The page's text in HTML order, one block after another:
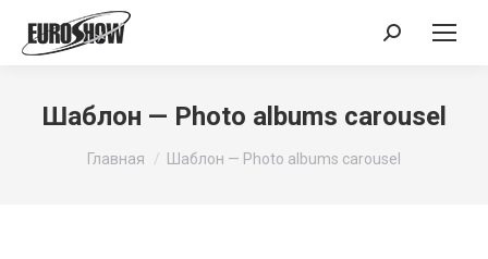
Поиск:
Шаблон — Photo albums carousel
Вы здесь:
Главная Шаблон — Photo albums carousel